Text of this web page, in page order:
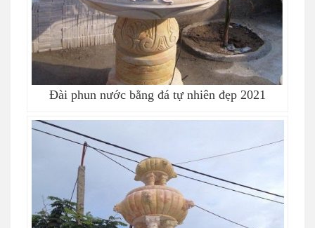
Đài phun nước bằng đá tự nhiên đẹp 2021